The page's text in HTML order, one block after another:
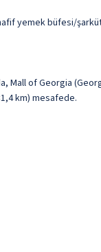
yemek büfesi/
of Georgia
km) mesafede.